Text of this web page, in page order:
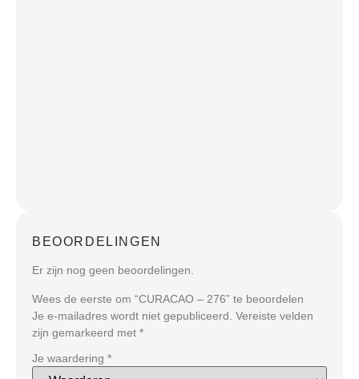
BEOORDELINGEN
Er zijn nog geen beoordelingen.
Wees de eerste om “CURACAO – 276” te beoordelen
Je e-mailadres wordt niet gepubliceerd. Vereiste velden
zijn gemarkeerd met *
Je waardering *